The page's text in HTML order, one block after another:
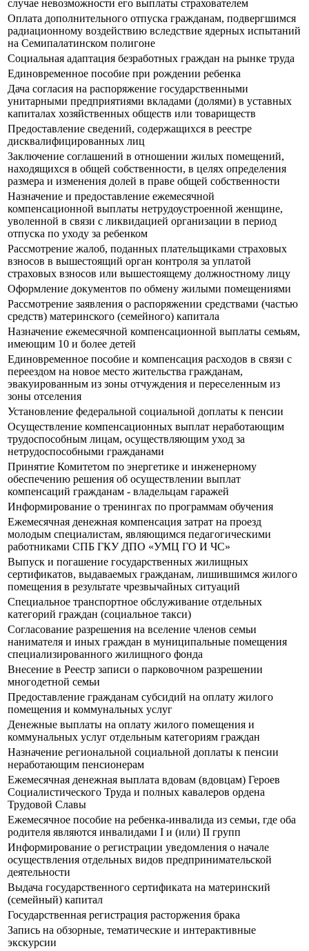
случае невозможности его выплаты страхователем
Оплата дополнительного отпуска гражданам, подвергшимся
радиационному воздействию вследствие ядерных испытаний
на Семипалатинском полигоне
Социальная адаптация безработных граждан на рынке труда
Единовременное пособие при рождении ребенка
Дача согласия на распоряжение государственными
унитарными предприятиями вкладами (долями) в уставных
капиталах хозяйственных обществ или товариществ
Предоставление сведений, содержащихся в реестре
дисквалифицированных лиц
Заключение соглашений в отношении жилых помещений,
находящихся в общей собственности, в целях определения
размера и изменения долей в праве общей собственности
Назначение и предоставление ежемесячной
компенсационной выплаты нетрудоустроенной женщине,
уволенной в связи с ликвидацией организации в период
отпуска по уходу за ребенком
Рассмотрение жалоб, поданных плательщиками страховых
взносов в вышестоящий орган контроля за уплатой
страховых взносов или вышестоящему должностному лицу
Оформление документов по обмену жилыми помещениями
Рассмотрение заявления о распоряжении средствами (частью
средств) материнского (семейного) капитала
Назначение ежемесячной компенсационной выплаты семьям,
имеющим 10 и более детей
Единовременное пособие и компенсация расходов в связи с
переездом на новое место жительства гражданам,
эвакуированным из зоны отчуждения и переселенным из
зоны отселения
Установление федеральной социальной доплаты к пенсии
Осуществление компенсационных выплат неработающим
трудоспособным лицам, осуществляющим уход за
нетрудоспособными гражданами
Принятие Комитетом по энергетике и инженерному
обеспечению решения об осуществлении выплат
компенсаций гражданам - владельцам гаражей
Информирование о тренингах по программам обучения
Ежемесячная денежная компенсация затрат на проезд
молодым специалистам, являющимся педагогическими
работниками СПБ ГКУ ДПО «УМЦ ГО И ЧС»
Выпуск и погашение государственных жилищных
сертификатов, выдаваемых гражданам, лишившимся жилого
помещения в результате чрезвычайных ситуаций
Специальное транспортное обслуживание отдельных
категорий граждан (социальное такси)
Согласование разрешения на вселение членов семьи
нанимателя и иных граждан в муниципальные помещения
специализированного жилищного фонда
Внесение в Реестр записи о парковочном разрешении
многодетной семьи
Предоставление гражданам субсидий на оплату жилого
помещения и коммунальных услуг
Денежные выплаты на оплату жилого помещения и
коммунальных услуг отдельным категориям граждан
Назначение региональной социальной доплаты к пенсии
неработающим пенсионерам
Ежемесячная денежная выплата вдовам (вдовцам) Героев
Социалистического Труда и полных кавалеров ордена
Трудовой Славы
Ежемесячное пособие на ребенка-инвалида из семьи, где оба
родителя являются инвалидами I и (или) II групп
Информирование о регистрации уведомления о начале
осуществления отдельных видов предпринимательской
деятельности
Выдача государственного сертификата на материнский
(семейный) капитал
Государственная регистрация расторжения брака
Запись на обзорные, тематические и интерактивные
экскурсии